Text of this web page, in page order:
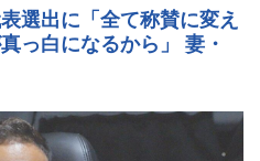
選出に「全て称賛に変え
っ白になるから」 妻・